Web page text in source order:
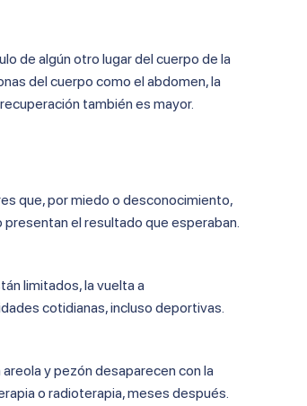
de algún otro lugar del cuerpo de la
del cuerpo como el abdomen, la
también es mayor.
que, por miedo o desconocimiento,
presentan el resultado que esperaban.
limitados, la vuelta a
cotidianas, incluso deportivas.
y pezón desaparecen con la
o radioterapia, meses después.